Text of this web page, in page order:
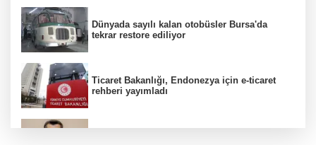
Dünyada sayılı kalan otobüsler Bursa'da
tekrar restore ediliyor
Ticaret Bakanlığı, Endonezya için e-ticaret
rehberi yayımladı